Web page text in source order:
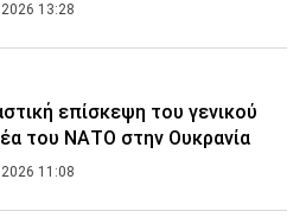
2026 13:28
επίσκεψη του γενικού
του ΝΑΤΟ στην Ουκρανία
2026 11:08